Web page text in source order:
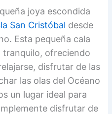
joya escondida
San Cristóbal desde
Esta pequeña cala
ofreciendo
disfrutar de las
las olas del Océano
un lugar ideal para
disfrutar de